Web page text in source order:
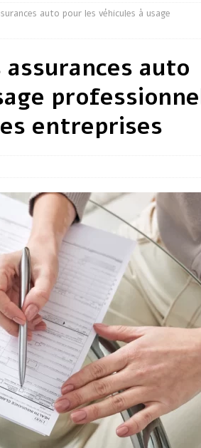
auto pour les véhicules à usage
auto
entreprises